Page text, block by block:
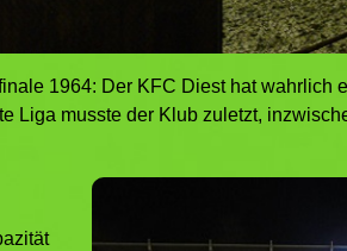
1964: Der KFC Diest hat wahrlich
Liga musste der Klub zuletzt,